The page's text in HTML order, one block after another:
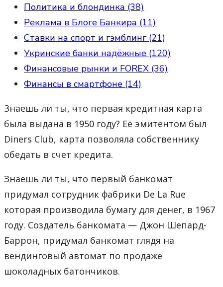
Политика и блондинка (38)
Реклама в Блоге Банкира (11)
Ставки на спорт и гэмблинг (21)
Укринские банки надёжные (120)
Финансовые рынки и FOREX (36)
Финансы в смартфоне (14)
Знаешь ли ты, что первая кредитная карта
была выдана в 1950 году? Её эмитентом был
Diners Club, карта позволяла собственнику
обедать в счет кредита.
Знаешь ли ты, что первый банкомат
придумал сотрудник фабрики De La Rue
которая производила бумагу для денег, в 1967
году. Создатель банкомата — Джон Шепард-
Баррон, придумал банкомат глядя на
вендинговый автомат по продаже
шоколадных батончиков.